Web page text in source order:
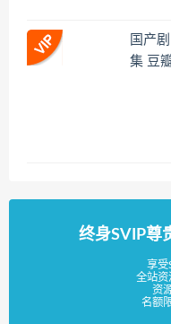
国产
集 豆
终身SVIP尊
享受
全站资
资
名额